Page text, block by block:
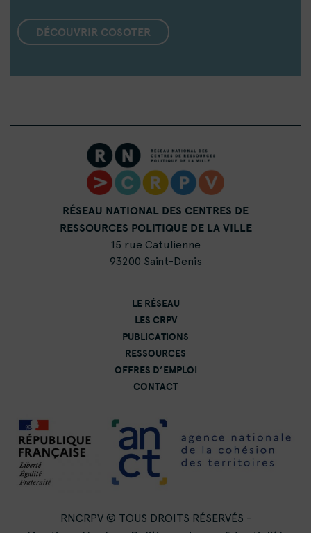
DÉCOUVRIR COSOTER
RÉSEAU NATIONAL DES CENTRES DE
RESSOURCES POLITIQUE DE LA VILLE
15 rue Catulienne
93200 Saint-Denis
LE RÉSEAU
LES CRPV
PUBLICATIONS
RESSOURCES
OFFRES D’EMPLOI
CONTACT
RNCRPV © TOUS DROITS RÉSERVÉS -